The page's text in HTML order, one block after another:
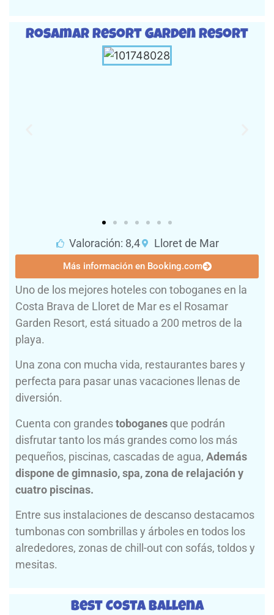
Rosamar Resort Garden Resort
Valoración: 8,4 Lloret de Mar
Más información en Booking.com
Uno de los mejores hoteles con toboganes en la
Costa Brava de Lloret de Mar es el Rosamar
Garden Resort, está situado a 200 metros de la
playa.
Una zona con mucha vida, restaurantes bares y
perfecta para pasar unas vacaciones llenas de
diversión.
Cuenta con grandestoboganes que podrán
disfrutar tanto los más grandes como los más
pequeños, piscinas, cascadas de agua, Además
dispone de gimnasio, spa, zona de relajación y
cuatro piscinas.
Entre sus instalaciones de descanso destacamos
tumbonas con sombrillas y árboles en todos los
alrededores, zonas de chill-out con sofás, toldos y
mesitas.
Best Costa Ballena